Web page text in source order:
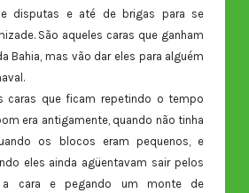
disputas e até de brigas para se
São aqueles caras que ganham
Bahia, mas vão dar eles para alguém
caras que ficam repetindo o tempo
era antigamente, quando não tinha
os blocos eram pequenos, e
eles ainda agüentavam sair pelos
a cara e pegando um monte de